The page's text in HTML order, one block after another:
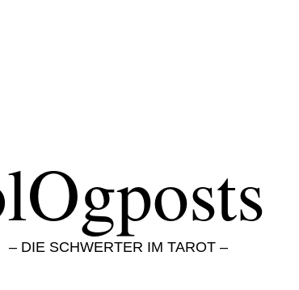
– DIE SCHWERTER IM TAROT –